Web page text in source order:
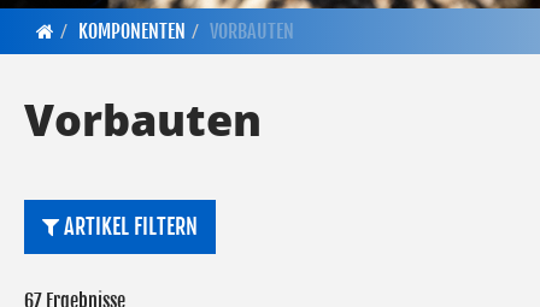
KOMPONENTEN VORBAUTEN
Vorbauten
ARTIKEL FILTERN
67 Ergebnisse